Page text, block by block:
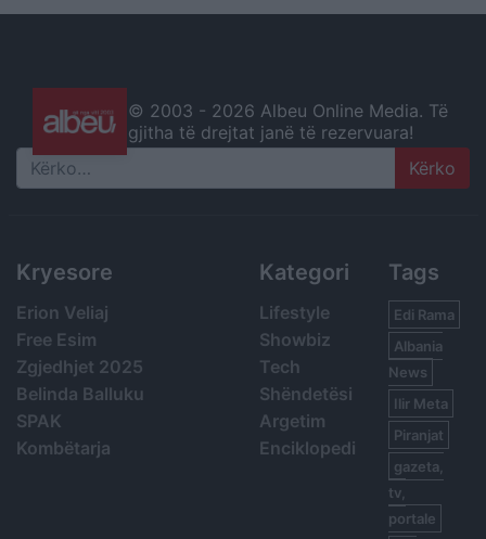
© 2003 - 2026 Albeu Online Media. Të
gjitha të drejtat janë të rezervuara!
Search
Kryesore
Erion Veliaj
Free Esim
Zgjedhjet 2025
Belinda Balluku
SPAK
Kombëtarja
Kategori
Lifestyle
Showbiz
Tech
Shëndetësi
Argetim
Enciklopedi
Tags
Edi Rama
Albania
News
Ilir Meta
Piranjat
gazeta,
tv,
portale